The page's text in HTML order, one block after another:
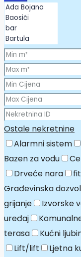
Ostale nekretnine
Alarmni sistem
Bazen za vodu
Drveće nara
Građevinska
grijanje
Izvorske
uređaj
terasa
Kućni
Lift/lift
Ljetna